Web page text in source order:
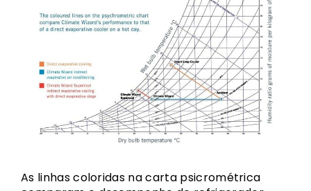
As linhas coloridas na carta psicrométrica